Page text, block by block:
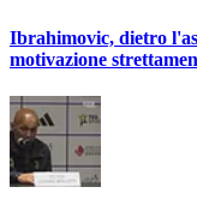
Ibrahimovic, dietro
motivazione